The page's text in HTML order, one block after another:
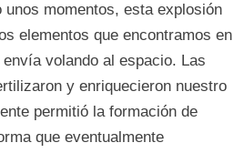
momentos, esta explosión
elementos que encontramos en
volando al espacio. Las
y enriquecieron nuestro
permitió la formación de
que eventualmente